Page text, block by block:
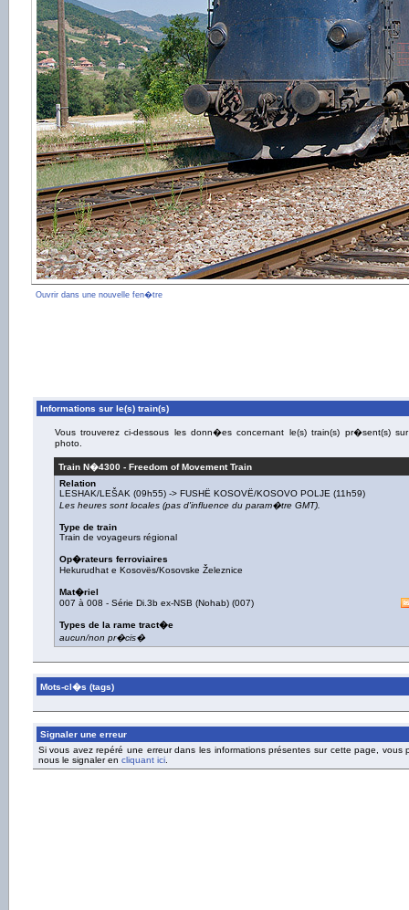
Ouvrir dans une nouvelle fen�tre
Informations sur le(s) train(s)
Vous trouverez ci-dessous les donn�es concernant le(s) train(s) pr�sent(s)
photo.
Train N�4300 - Freedom of Movement Train
Relation
LESHAK/LEŠAK (09h55) -> FUSHË KOSOVË/KOSOVO POLJE (11h59)
Les heures sont locales (pas d'influence du param�tre GMT).
Type de train
Train de voyageurs régional
Op�rateurs ferroviaires
Hekurudhat e Kosovës/Kosovske Železnice
Mat�riel
007 à 008 - Série Di.3b ex-NSB (Nohab) (007)
Types de la rame tract�e
aucun/non pr�cis�
Mots-cl�s (tags)
Signaler une erreur
Si vous avez repéré une erreur dans les informations présentes sur cette page, vous
nous le signaler en cliquant ici.